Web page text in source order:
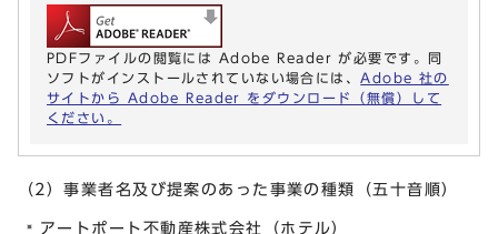
PDFファイルの閲覧には Adobe Reader が必要です。同
ソフトがインストールされていない場合には、 Adobe 社の
サイトから Adobe Reader をダウンロード（無償）して
ください。
（2）事業者名及び提案のあった事業の種類（五十音順）
アートポート不動産株式会社（ホテル）